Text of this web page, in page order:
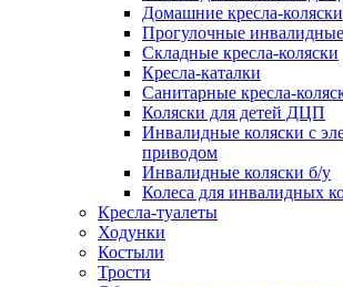
Домашние кресла-коляски
Прогулочные
Складные кресла-коляски
Кресла-каталки
Санитарные кресла-
Коляски для детей ДЦП
Инвалидные коляски с
приводом
Инвалидные коляски б/у
Колеса для инвалидных
Кресла-туалеты
Ходунки
Костыли
Трости